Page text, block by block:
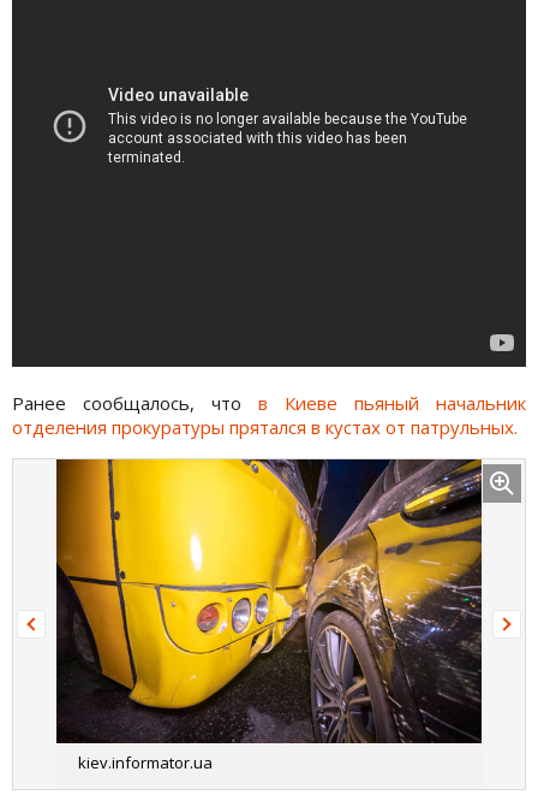
Ранее сообщалось, что в Киеве пьяный начальник
отделения прокуратуры прятался в кустах от патрульных.
kiev.informator.ua